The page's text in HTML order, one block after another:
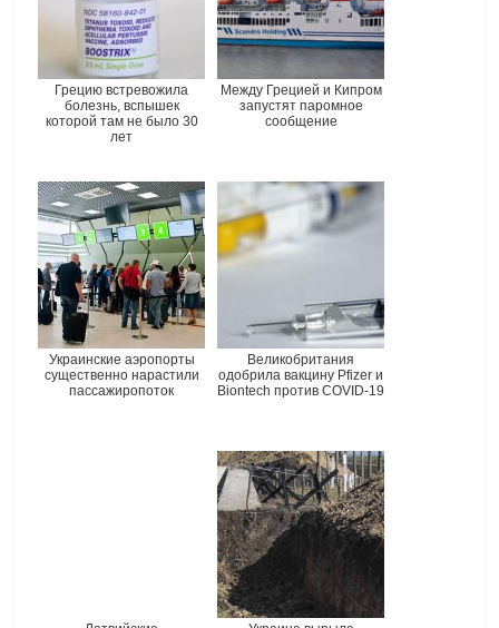
Грецию встревожила
болезнь, вспышек
которой там не было 30
лет
Между Грецией и Кипром
запустят паромное
сообщение
Украинские аэропорты
существенно нарастили
пассажиропоток
Великобритания
одобрила вакцину Pfizer и
Biontech против COVID-19